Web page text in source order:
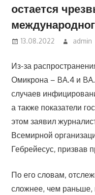
остается
13.08.2022 admin
Из-за
Омикрона – BA.4 и
случаев
а также показатели
этом заявил
Всемирной
Гебрейесус, призвав
По его словам,
сложнее, чем раньше,